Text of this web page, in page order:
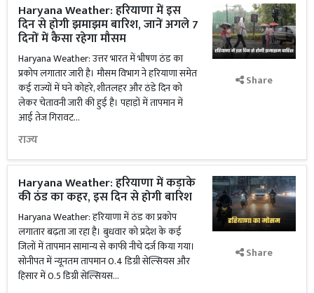
Haryana Weather: हरियाणा में इस
दिन से होगी झमाझम बारिश, जानें अगले 7
दिनों में कैसा रहेगा मौसम
Haryana Weather: उत्तर भारत में भीषण ठंड का
प्रकोप लगातार जारी है। मौसम विभाग ने हरियाणा समेत
कई राज्यों में घने कोहरे, शीतलहर और ठंडे दिन को
लेकर चेतावनी जारी की हुई है। पहाड़ों में तापमान में
आई तेज गिरावट...
राज्य
Share
Haryana Weather: हरियाणा में कड़ाके
की ठंड का कहर, इस दिन से होगी बारिश
Haryana Weather: हरियाणा में ठंड का प्रकोप
लगातार बढ़ता जा रहा है। बुधवार को प्रदेश के कई
जिलों में तापमान सामान्य से काफी नीचे दर्ज किया गया।
सोनीपत में न्यूनतम तापमान 0.4 डिग्री सेल्सियस और
हिसार में 0.5 डिग्री सेल्सियस...
Share